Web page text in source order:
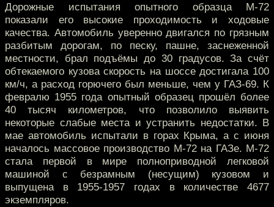
Дорожные испытания опытного образца М-72
показали его высокие проходимость и ходовые
качества. Автомобиль уверенно двигался по грязным
разбитым дорогам, по песку, пашне, заснеженной
местности, брал подъёмы до 30 градусов. За счёт
обтекаемого кузова скорость на шоссе достигала 100
км/ч, а расход горючего был меньше, чем у ГАЗ-69. К
февралю 1955 года опытный образец прошёл более
40 тысяч километров, что позволило выявить
некоторые слабые места и устранить недостатки. В
мае автомобиль испытали в горах Крыма, а с июня
началось массовое производство М-72 на ГАЗе. М-72
стала первой в мире полноприводной легковой
машиной с безрамным (несущим) кузовом и
выпущена в 1955-1957 годах в количестве 4677
экземпляров.